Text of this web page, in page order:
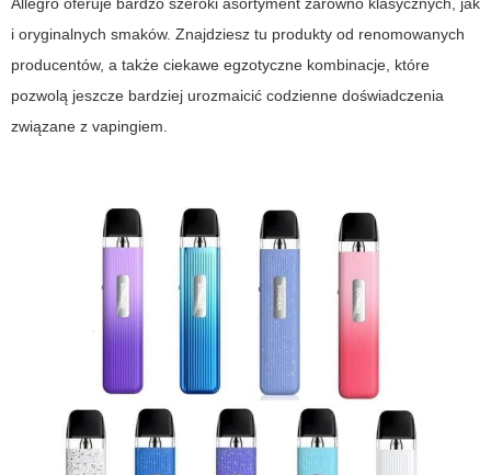
Allegro oferuje bardzo szeroki asortyment zarówno klasycznych, jak
i oryginalnych smaków. Znajdziesz tu produkty od renomowanych
producentów, a także ciekawe egzotyczne kombinacje, które
pozwolą jeszcze bardziej urozmaicić codzienne doświadczenia
związane z vapingiem.